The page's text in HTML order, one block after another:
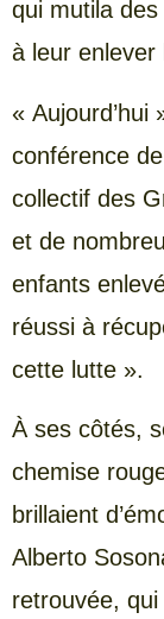
qui mutila
à leur enlever
« Aujourd’hui
conférence
collectif des
et de
enfants
réussi à
cette lutte ».
À ses côtés,
chemise
brillaient
Alberto
retrouvée,